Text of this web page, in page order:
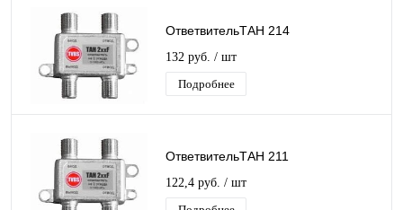
ОтветвительТАН 214
132 руб. / шт
Подробнее
ОтветвительТАН 211
122,4 руб. / шт